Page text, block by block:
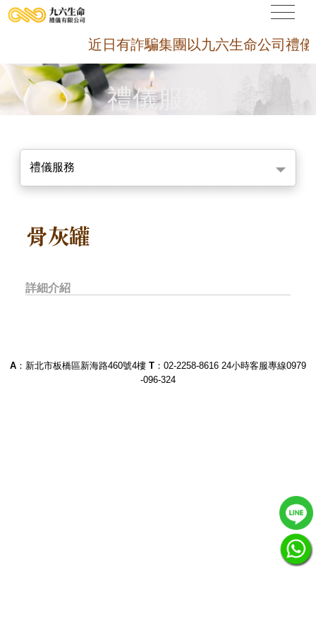
近日有詐騙集團以九六生命公司禮
禮儀服務
禮儀服務
骨灰罐
詳細介紹
A ：新北市板橋區新海路460號4樓 T ：02-2258-8616 24小時客服專線0979
-096-324